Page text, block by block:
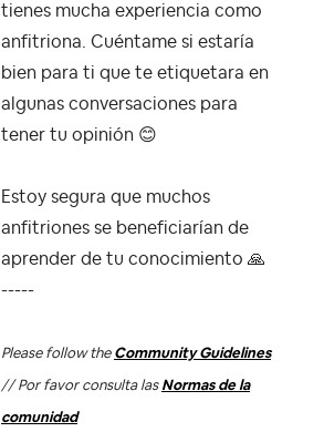
tienes mucha experiencia como
anfitriona. Cuéntame si estaría
bien para ti que te etiquetara en
algunas conversaciones para
tener tu opinión 😊
Estoy segura que muchos
anfitriones se beneficiarían de
aprender de tu conocimiento 🙏
-----
Please follow the Community Guidelines
// Por favor consulta las Normas de la
comunidad